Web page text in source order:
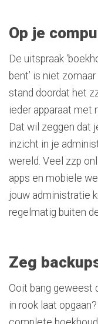
Op je
De uitspraak
bent’ is niet
stand doordat het
ieder apparaat met
Dat wil zeggen dat
inzicht in je
wereld. Veel zzp
apps en mobiele
jouw administratie
regelmatig buiten
Zeg
Ooit bang geweest
in rook laat